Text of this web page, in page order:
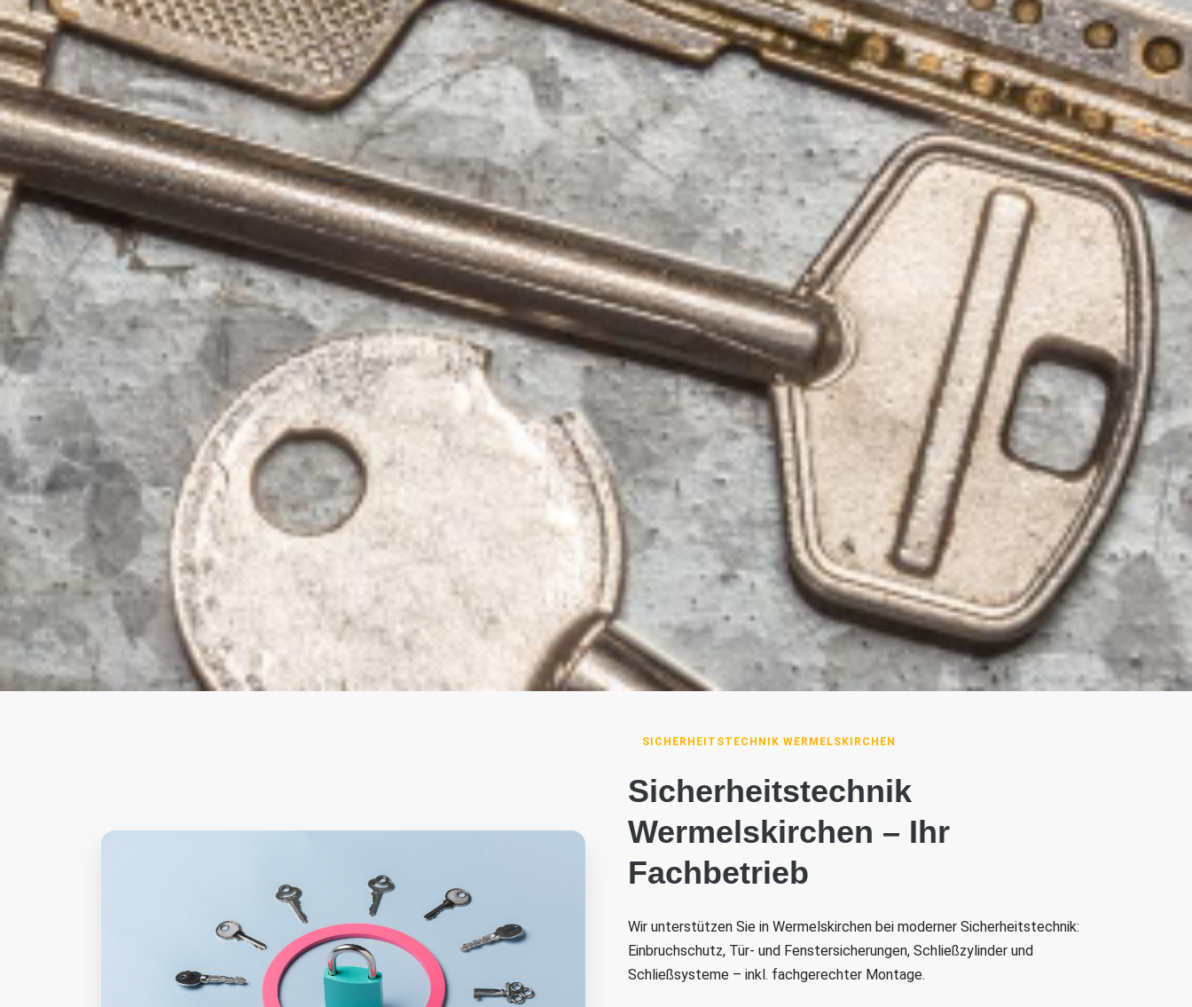
SICHERHEITSTECHNIK WERMELSKIRCHEN
Sicherheitstechnik
Wermelskirchen – Ihr
Fachbetrieb
Wir unterstützen Sie in Wermelskirchen bei moderner Sicherheitstechnik:
Einbruchschutz, Tür- und Fenstersicherungen, Schließzylinder und
Schließsysteme – inkl. fachgerechter Montage.